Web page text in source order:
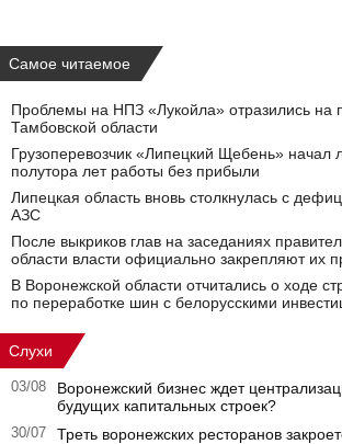
Самое читаемое
Проблемы на НПЗ «Лукойла» отразились на
Тамбовской области
Грузоперевозчик «Липецкий Щебень» начал
полутора лет работы без прибыли
Липецкая область вновь столкнулась с
АЗС
После выкриков глав на заседаниях
области власти официально закрепляют их
В Воронежской области отчитались о ходе
по переработке шин с белорусскими
Слухи
03/08
Воронежский бизнес ждет
будущих капитальных строек?
30/07 Треть воронежских ресторанов